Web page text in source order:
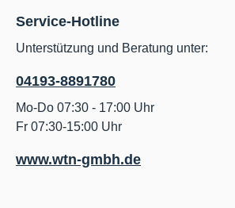
Service-Hotline
Unterstützung und Beratung unter:
04193-8891780
Mo-Do 07:30 - 17:00 Uhr
Fr 07:30-15:00 Uhr
www.wtn-gmbh.de